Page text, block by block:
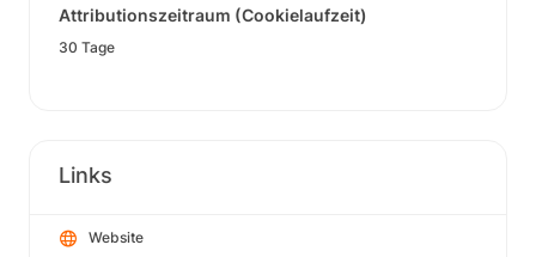
Attributionszeitraum (Cookielaufzeit)
30 Tage
Links
Website